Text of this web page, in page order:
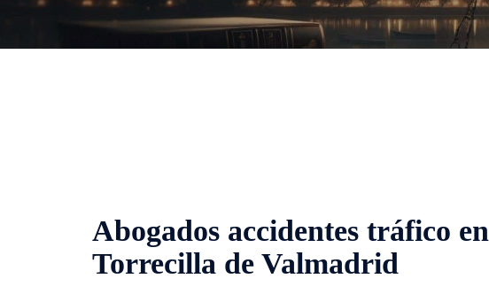
Abogados accidentes tráfico en
Torrecilla de Valmadrid